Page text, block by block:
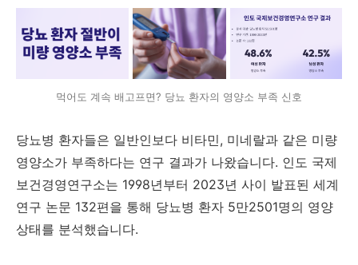
먹어도 계속 배고프면? 당뇨 환자의 영양소 부족 신호
당뇨병 환자들은 일반인보다 비타민, 미네랄과 같은 미량
영양소가 부족하다는 연구 결과가 나왔습니다. 인도 국제
보건경영연구소는 1998년부터 2023년 사이 발표된 세계
연구 논문 132편을 통해 당뇨병 환자 5만2501명의 영양
상태를 분석했습니다.